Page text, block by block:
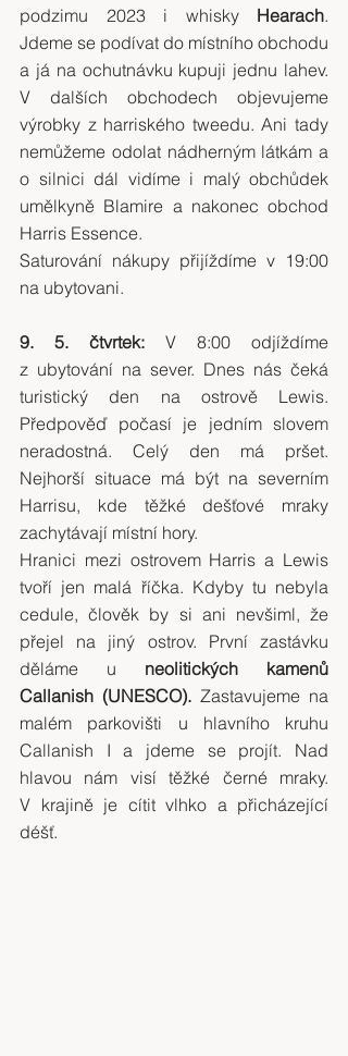
podzimu 2023 i whisky Hearach.
Jdeme se podívat do místního obchodu
a já na ochutnávku kupuji jednu lahev.
V dalších obchodech objevujeme
výrobky z harriského tweedu. Ani tady
nemůžeme odolat nádherným látkám a
o silnici dál vidíme i malý obchůdek
umělkyně Blamire a nakonec obchod
Harris Essence.
Saturování nákupy přijíždíme v 19:00
na ubytovani.
9. 5. čtvrtek: V 8:00 odjíždíme
z ubytování na sever. Dnes nás čeká
turistický den na ostrově Lewis.
Předpověď počasí je jedním slovem
neradostná. Celý den má pršet.
Nejhorší situace má být na severním
Harrisu, kde těžké dešťové mraky
zachytávají místní hory.
Hranici mezi ostrovem Harris a Lewis
tvoří jen malá říčka. Kdyby tu nebyla
cedule, člověk by si ani nevšiml, že
přejel na jiný ostrov. První zastávku
děláme u neolitických kamenů
Callanish (UNESCO). Zastavujeme na
malém parkovišti u hlavního kruhu
Callanish I a jdeme se projít. Nad
hlavou nám visí těžké černé mraky.
V krajině je cítit vlhko a přicházející
déšť.